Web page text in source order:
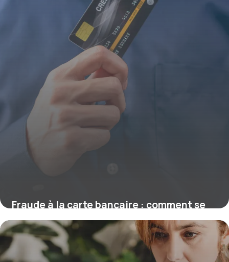
Fraude à la carte bancaire : comment se
faire rembourser ?
16 juillet 2026